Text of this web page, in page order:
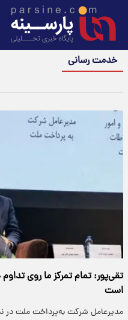
خدمت رسانی
تقی‌پور: تمام تمرکز ما روی
است
مدیرعامل شرکت به‌پرداخت ملت